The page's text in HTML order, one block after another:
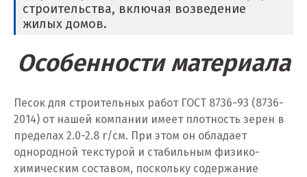
Екатеринбург
Ж
И
Иваново
строительства, включая возведение
жилых домов.
Особенности материала
Песок для строительных работ ГОСТ 8736-93 (8736-
2014) от нашей компании имеет плотность зерен в
пределах 2.0-2.8 г/см. При этом он обладает
однородной текстурой и стабильным физико-
химическим составом, поскольку содержание